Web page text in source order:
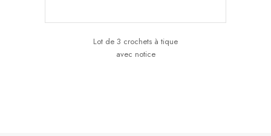
Lot de 3 crochets à tique
avec notice